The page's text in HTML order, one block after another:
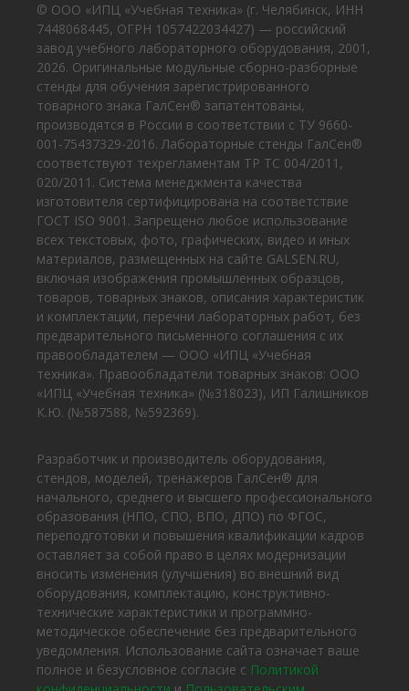
© ООО «ИПЦ «Учебная техника» (г. Челябинск, ИНН
7448068445, ОГРН 1057422034427) — российский
завод учебного лабораторного оборудования, 2001,
2026. Оригинальные модульные сборно-разборные
стенды для обучения зарегистрированного
товарного знака ГалСен® запатентованы,
производятся в России в соответствии с ТУ 9660-
001-75437329-2016. Лабораторные стенды ГалСен®
соответствуют техрегламентам ТР ТС 004/2011,
020/2011. Система менеджмента качества
изготовителя сертифицирована на соответствие
ГОСТ ISO 9001. Запрещено любое использование
всех текстовых, фото, графических, видео и иных
материалов, размещенных на сайте GALSEN.RU,
включая изображения промышленных образцов,
товаров, товарных знаков, описания характеристик
и комплектации, перечни лабораторных работ, без
предварительного письменного соглашения с их
правообладателем — ООО «ИПЦ «Учебная
техника». Правообладатели товарных знаков: ООО
«ИПЦ «Учебная техника» (№318023), ИП Галишников
К.Ю. (№587588, №592369).
Разработчик и производитель оборудования,
стендов, моделей, тренажеров ГалСен® для
начального, среднего и высшего профессионального
образования (НПО, СПО, ВПО, ДПО) по ФГОС,
переподготовки и повышения квалификации кадров
оставляет за собой право в целях модернизации
вносить изменения (улучшения) во внешний вид
оборудования, комплектацию, конструктивно-
технические характеристики и программно-
методическое обеспечение без предварительного
уведомления. Использование сайта означает ваше
полное и безусловное согласие с Политикой